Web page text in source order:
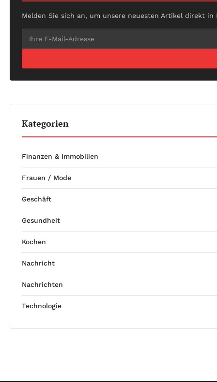
Melden Sie sich an, um unsere neuesten Artikel direkt
Kategorien
Finanzen & Immobilien
Frauen / Mode
Geschäft
Gesundheit
Kochen
Nachricht
Nachrichten
Technologie